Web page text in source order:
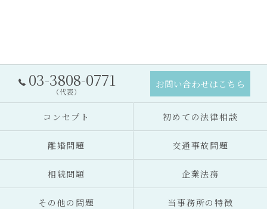
03-3808-0771
（代表）
お問い合わせはこちら
コンセプト 初めての法律相談
離婚問題 交通事故問題
相続問題 企業法務
その他の問題 当事務所の特徴